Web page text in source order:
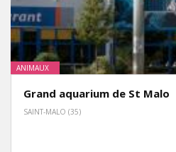
ANIMAUX
Grand aquarium de St Malo
SAINT-MALO (35)